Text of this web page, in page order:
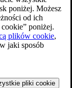
poniżej. Możesz
od ich
poniżej.
plików cookie,
jaki sposób
pliki cookie